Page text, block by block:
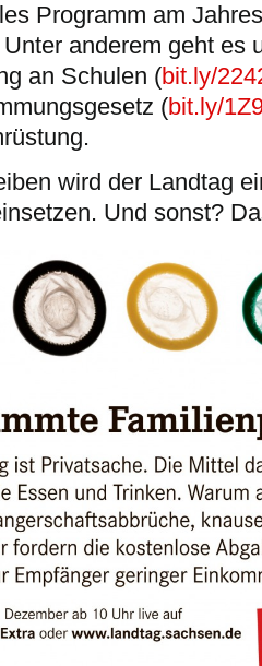
Programm am
anderem geht es
an Schulen (bit.ly/
(bit.ly/
wird der Landtag
Und sonst?